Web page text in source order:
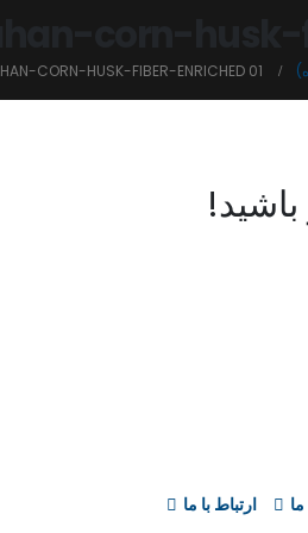
ارتباط با ما
CORN-HUSK-FIBER-ENRICHED 01